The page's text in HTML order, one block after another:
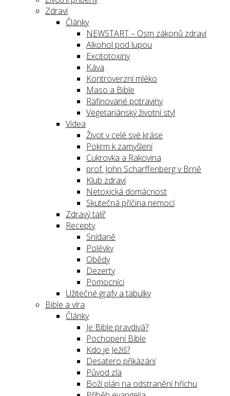
Zdraví
Články
NEWSTART – Osm zákonů zdraví
Alkohol pod lupou
Excitotoxiny
Káva
Kontroverzní mléko
Maso a Bible
Rafinované potraviny
Vegetariánský životní styl
Videa
Život v celé své kráse
Pokrm k zamyšlení
Cukrovka a Rakovina
prof. John Scharffenberg v Brně
Klub zdraví
Netoxická domácnost
Skutečná příčina nemocí
Zdravý talíř
Recepty
Snídaně
Polévky
Obědy
Dezerty
Pomocníci
Užitečné grafy a tabulky
Bible a víra
Články
Je Bible pravdivá?
Pochopení Bible
Kdo je Ježíš?
Desatero přikázání
Původ zla
Boží plán na odstranění hříchu